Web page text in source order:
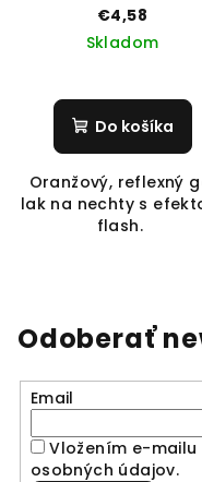
€4,58
Skladom
Do košíka
Oranžový, reflexný
lak na nechty s
flash.
Odoberať
Email
Vložením e-
osobných údajov.